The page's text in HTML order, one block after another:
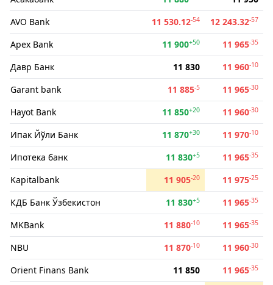
AVO Bank
11 530.12-54 12 243.32-57
Apex Bank 11 900+50 11 965-35
Давр Банк 11 830 11 960-10
Garant bank 11 885-5 11 965-30
Hayot Bank 11 850+20 11 960-30
Ипак Йўли Банк 11 870+30 11 970-10
Ипотека банк 11 830+5 11 965-35
Kapitalbank 11 905-20 11 975-25
КДБ Банк Ўзбекистон 11 830+5 11 965-35
MKBank 11 880-10 11 965-35
NBU 11 870-10 11 960-30
Orient Finans Bank 11 850 11 965-35